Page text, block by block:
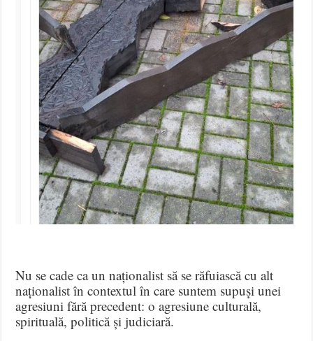
Nu se cade ca un naționalist să se răfuiască cu alt
naționalist în contextul în care suntem supuși unei
agresiuni fără precedent: o agresiune culturală,
spirituală, politică și judiciară.